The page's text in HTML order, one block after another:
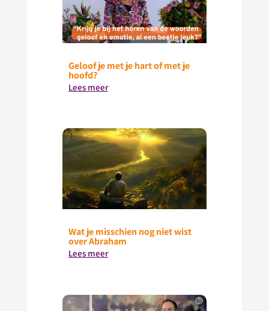
Geloof je met je hart of met je
hoofd?
Lees meer
Wat je misschien nog niet wist
over Abraham
Lees meer